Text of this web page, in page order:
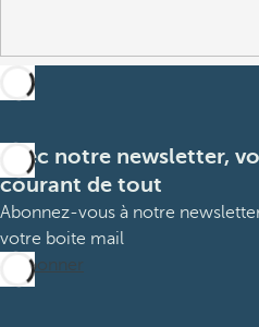
Avec notre newsletter,
courant de tout
Abonnez-vous à notre
votre boite mail
M’abonner